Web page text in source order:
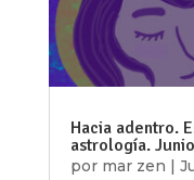
Hacia adentro.
astrología. Junio
por mar zen